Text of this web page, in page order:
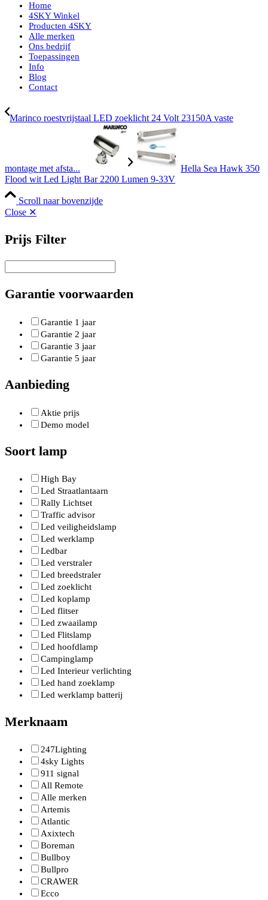
Home
4SKY Winkel
Producten 4SKY
Alle merken
Ons bedrijf
Toepassingen
Info
Blog
Contact
Marinco roestvrijstaal LED zoeklicht 24 Volt 23150A vaste
montage met afsta...
Hella Sea Hawk 350
Flood wit Led Light Bar 2200 Lumen 9-33V
Scroll naar bovenzijde
Close ✕
Prijs Filter
Garantie voorwaarden
Garantie 1 jaar
Garantie 2 jaar
Garantie 3 jaar
Garantie 5 jaar
Aanbieding
Aktie prijs
Demo model
Soort lamp
High Bay
Led Straatlantaarn
Rally Lichtset
Traffic advisor
Led veiligheidslamp
Led werklamp
Ledbar
Led verstraler
Led breedstraler
Led zoeklicht
Led koplamp
Led flitser
Led zwaailamp
Led Flitslamp
Led hoofdlamp
Campinglamp
Led Interieur verlichting
Led hand zoeklamp
Led werklamp batterij
Merknaam
247Lighting
4sky Lights
911 signal
All Remote
Alle merken
Artemis
Atlantic
Axixtech
Boreman
Bullboy
Bullpro
CRAWER
Ecco